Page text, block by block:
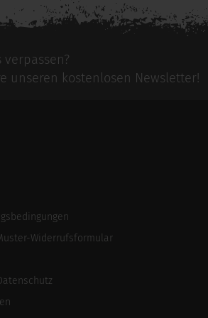
unseren kostenlosen Newsletter!
Widerrufsformular